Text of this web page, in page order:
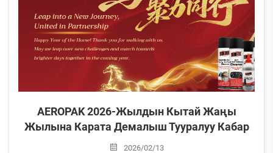
AEROPAK 2026-Жылдын Кытай Жаңы
Жылына Карата Демалыш Тууралуу Кабар
2026/02/13